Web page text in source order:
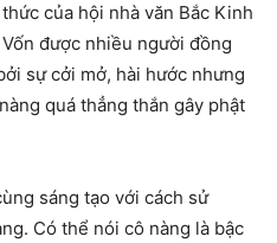
của hội nhà văn Bắc Kinh
được nhiều người đồng
sự cởi mở, hài hước nhưng
quá thẳng thắn gây phật
sáng tạo với cách sử
Có thể nói cô nàng là bậc